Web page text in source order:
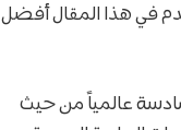
في هذا المقال أفضل
عالمياً من حيث